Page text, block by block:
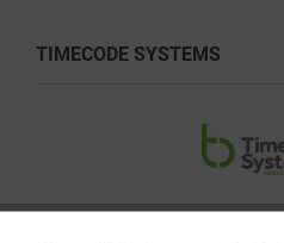
TIMECODE SYSTEMS